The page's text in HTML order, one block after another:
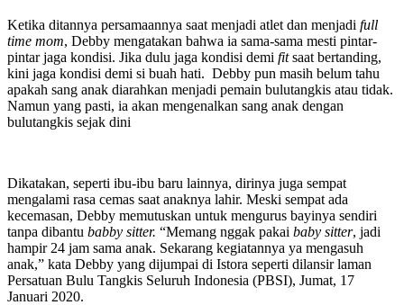
Ketika ditannya persamaannya saat menjadi atlet dan menjadi full
time mom, Debby mengatakan bahwa ia sama-sama mesti pintar-
pintar jaga kondisi. Jika dulu jaga kondisi demi fitsaat bertanding,
kini jaga kondisi demi si buah hati. Debby pun masih belum tahu
apakah sang anak diarahkan menjadi pemain bulutangkis atau tidak.
Namun yang pasti, ia akan mengenalkan sang anak dengan
bulutangkis sejak dini
Dikatakan, seperti ibu-ibu baru lainnya, dirinya juga sempat
mengalami rasa cemas saat anaknya lahir. Meski sempat ada
kecemasan, Debby memutuskan untuk mengurus bayinya sendiri
tanpa dibantu babby sitter. “Memang nggak pakai baby sitter, jadi
hampir 24 jam sama anak. Sekarang kegiatannya ya mengasuh
anak,” kata Debby yang dijumpai di Istora seperti dilansir laman
Persatuan Bulu Tangkis Seluruh Indonesia (PBSI), Jumat, 17
Januari 2020.